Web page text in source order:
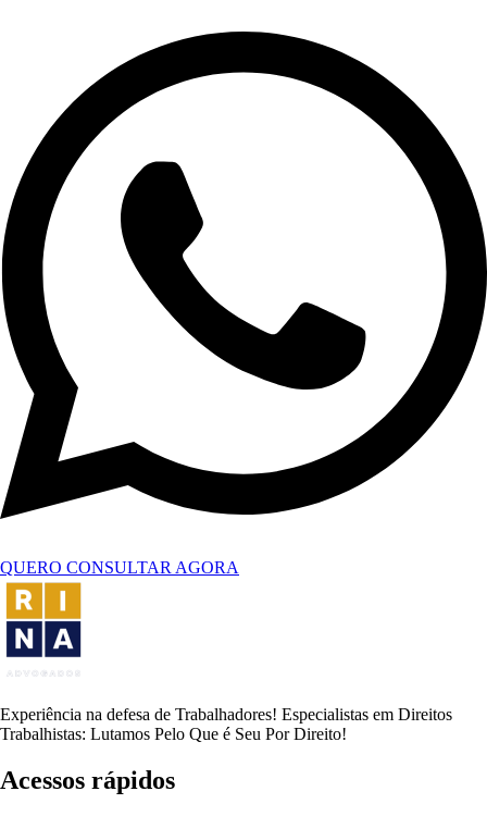
QUERO CONSULTAR AGORA
Experiência na defesa de Trabalhadores! Especialistas em Direitos
Trabalhistas: Lutamos Pelo Que é Seu Por Direito!
Acessos rápidos